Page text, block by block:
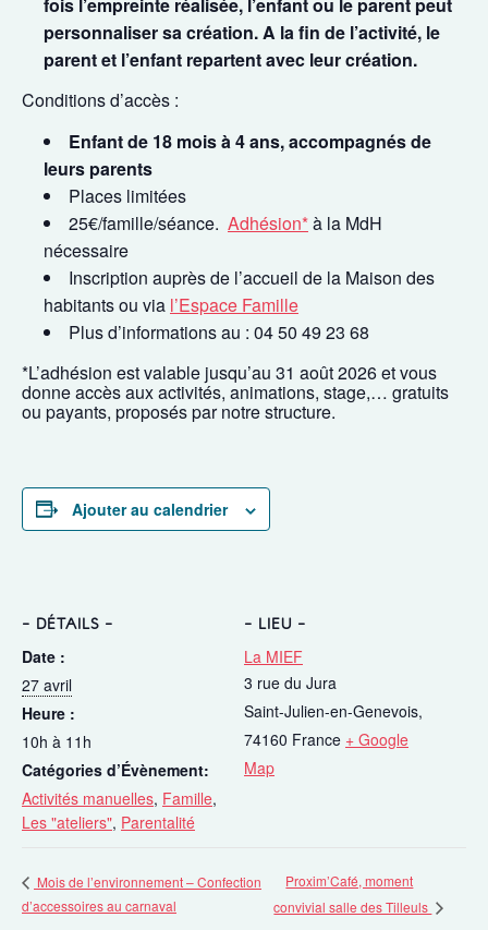
personnaliser sa création. A la fin de l’activité, le
parent et l’enfant repartent avec leur création.
Conditions d’accès :
Enfant de 18 mois à 4 ans, accompagnés de
leurs parents
Places limitées
25€/famille/séance. Adhésion*à la MdH
nécessaire
Inscription auprès de l’accueil de la Maison des
habitants ou via l’Espace Famille
Plus d’informations au : 04 50 49 23 68
*L’adhésion est valable jusqu’au 31 août 2026 et vous
donne accès aux activités, animations, stage,… gratuits
ou payants, proposés par notre structure.
Ajouter au calendrier
DÉTAILS
Date :
27 avril
Heure :
10h à 11h
Catégories d’Évènement:
Activités manuelles, Famille,
Les "ateliers", Parentalité
LIEU
La MIEF
3 rue du Jura
Saint-Julien-en-Genevois,
74160 France + Google
Map
Mois de l’environnement – Confection
d’accessoires au carnaval
Proxim’Café, moment
convivial salle des Tilleuls